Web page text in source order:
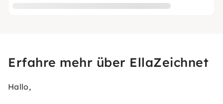
Erfahre mehr über EllaZeichnet
Hallo,